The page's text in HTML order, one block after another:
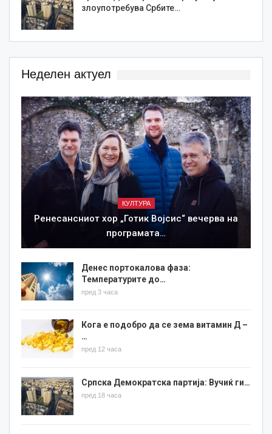
злоупотребува Србите…
Неделен актуел
КУЛТУРА
Ренесансниот хор „Готик Војсис“ вечерва на
програмата…
Денес портокалова фаза:
Температурите до…
пред 3 часа
Кога е подобро да се зема витамин Д –
…
пред 12 часа
Српска Демократска партија: Вучиќ ги…
пред 18 часа